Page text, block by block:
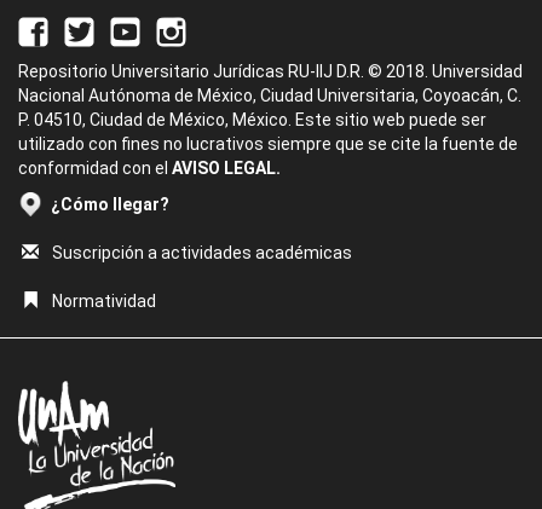
Repositorio Universitario Jurídicas RU-IIJ D.R. © 2018. Universidad
Nacional Autónoma de México, Ciudad Universitaria, Coyoacán, C.
P. 04510, Ciudad de México, México. Este sitio web puede ser
utilizado con fines no lucrativos siempre que se cite la fuente de
conformidad con el AVISO LEGAL.
¿Cómo llegar?
Suscripción a actividades académicas
Normatividad